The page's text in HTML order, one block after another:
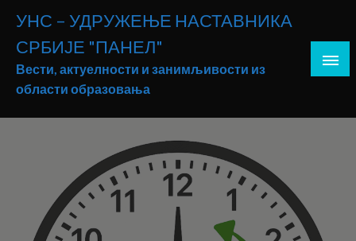
content
УНС – УДРУЖЕЊЕ НАСТАВНИКА
СРБИЈЕ "ПАНЕЛ"
Вести, актуелности и занимљивости из
области образовања